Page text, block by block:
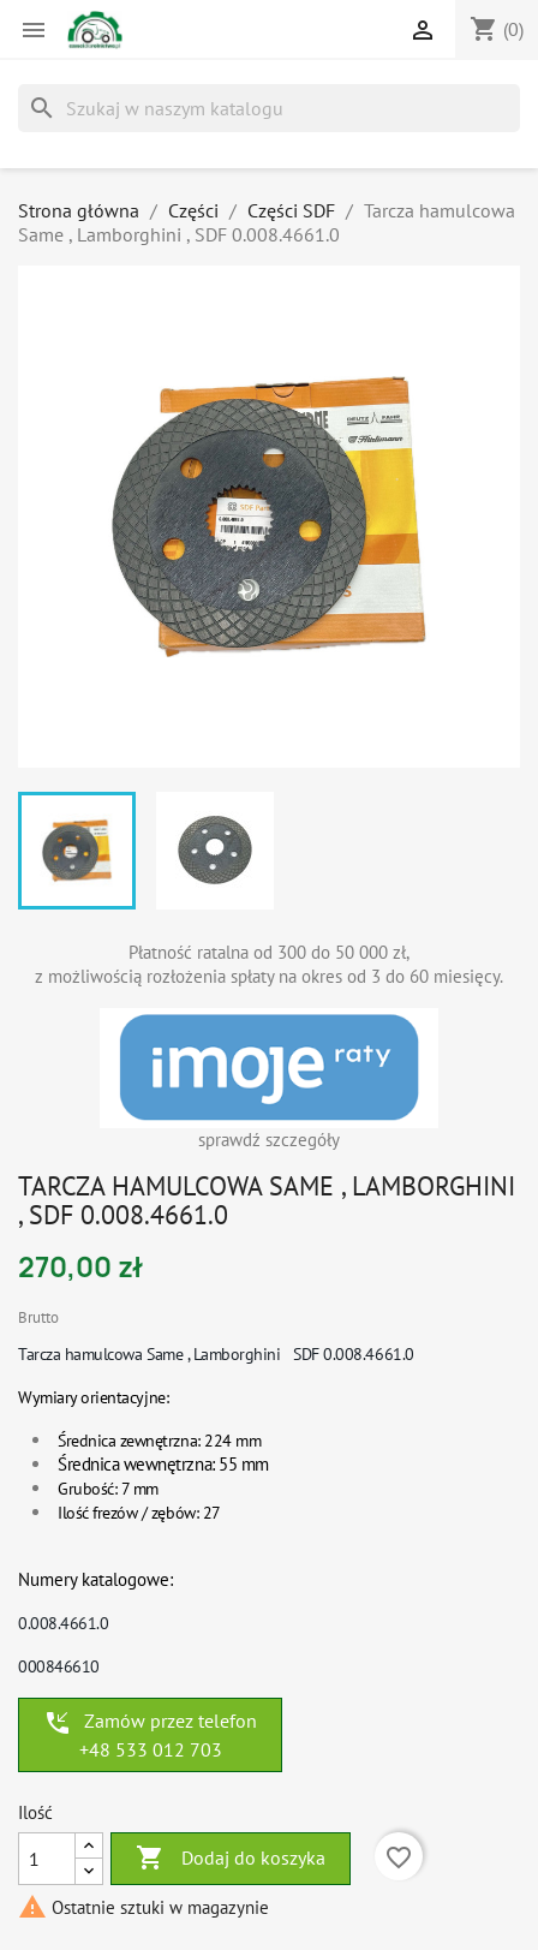
 shopping_cart (0)

search
Strona główna Części Części SDF
Tarcza hamulcowa
Same , Lamborghini , SDF 0.008.4661.0
Płatność ratalna od 300 do 50 000 zł,
z możliwością rozłożenia spłaty na okres od 3 do 60 miesięcy.
sprawdź szczegóły
TARCZA HAMULCOWA SAME , LAMBORGHINI
, SDF 0.008.4661.0
270,00 zł
Brutto
Tarcza hamulcowa Same , Lamborghini SDF0.008.4661.0
Wymiary orientacyjne:
Średnica zewnętrzna: 224 mm
Średnica wewnętrzna: 55 mm
Grubość: 7 mm
Ilość frezów / zębów: 27
Numery katalogowe:
0.008.4661.0
000846610
phone_callback
Zamów przez telefon
+48 533 012 703
Ilość
 Dodaj do koszyka
favorite_border
 Ostatnie sztuki w magazynie